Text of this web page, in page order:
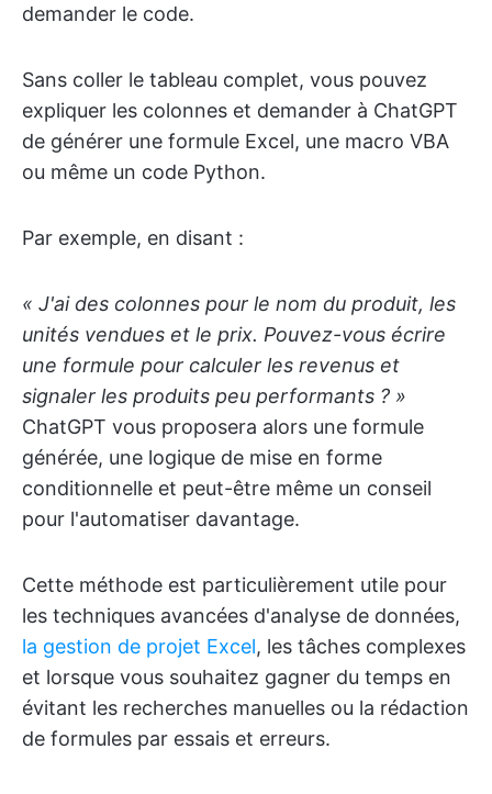
demander le code.
Sans coller le tableau complet, vous pouvez
expliquer les colonnes et demander à ChatGPT
de générer une formule Excel, une macro VBA
ou même un code Python.
Par exemple, en disant :
« J'ai des colonnes pour le nom du produit, les
unités vendues et le prix. Pouvez-vous écrire
une formule pour calculer les revenus et
signaler les produits peu performants ? »
ChatGPT vous proposera alors une formule
générée, une logique de mise en forme
conditionnelle et peut-être même un conseil
pour l'automatiser davantage.
Cette méthode est particulièrement utile pour
les techniques avancées d'analyse de données,
la gestion de projet Excel, les tâches complexes
et lorsque vous souhaitez gagner du temps en
évitant les recherches manuelles ou la rédaction
de formules par essais et erreurs.